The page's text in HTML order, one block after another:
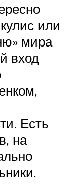
или
мира
вход
Есть
на